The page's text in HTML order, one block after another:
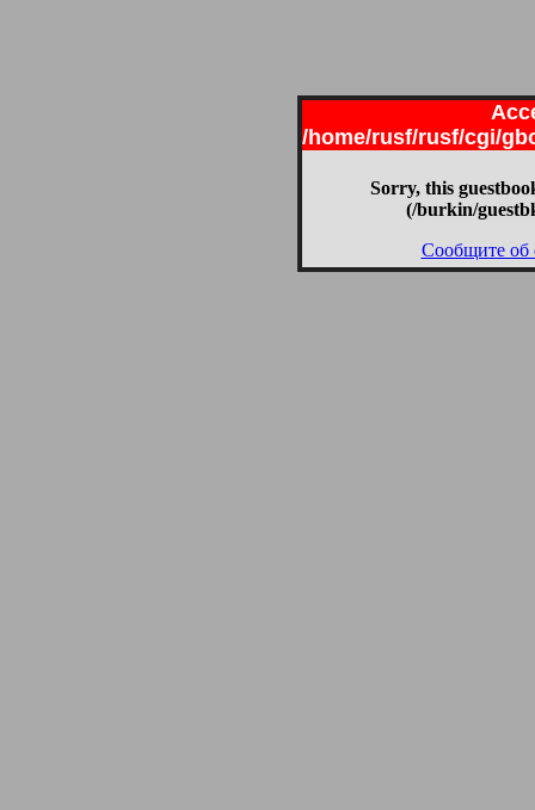
/home/rusf/rusf/cgi/
Sorry, this
(/burkin/
Сообщите об